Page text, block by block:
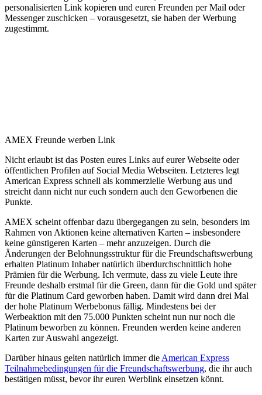
personalisierten Link kopieren und euren Freunden per Mail oder
Messenger zuschicken – vorausgesetzt, sie haben der Werbung
zugestimmt.
AMEX Freunde werben Link
Nicht erlaubt ist das Posten eures Links auf eurer Webseite oder
öffentlichen Profilen auf Social Media Webseiten. Letzteres legt
American Express schnell als kommerzielle Werbung aus und
streicht dann nicht nur euch sondern auch den Geworbenen die
Punkte.
AMEX scheint offenbar dazu übergegangen zu sein, besonders im
Rahmen von Aktionen keine alternativen Karten – insbesondere
keine günstigeren Karten – mehr anzuzeigen. Durch die
Änderungen der Belohnungsstruktur für die Freundschaftswerbung
erhalten Platinum Inhaber natürlich überdurchschnittlich hohe
Prämien für die Werbung. Ich vermute, dass zu viele Leute ihre
Freunde deshalb erstmal für die Green, dann für die Gold und später
für die Platinum Card geworben haben. Damit wird dann drei Mal
der hohe Platinum Werbebonus fällig. Mindestens bei der
Werbeaktion mit den 75.000 Punkten scheint nun nur noch die
Platinum beworben zu können. Freunden werden keine anderen
Karten zur Auswahl angezeigt.
Darüber hinaus gelten natürlich immer die American Express
Teilnahmebedingungen für die Freundschaftswerbung, die ihr auch
bestätigen müsst, bevor ihr euren Werblink einsetzen könnt.